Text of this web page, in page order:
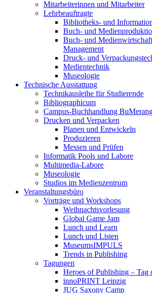
Mitarbeiterinnen und Mitarbeiter
Lehrbeauftragte
Bibliotheks- und
Buch- und
Buch- und
Management
Druck- und
Medientechnik
Museologie
Technische Ausstattung
Technikausleihe für Studierende
Bibliographicum
Campus-Buchhandlung
Drucken und Verpacken
Planen und Entwickeln
Produzieren
Messen und Prüfen
Informatik Pools und Labore
Multimedia-Labore
Museologie
Studios im Medienzentrum
Veranstaltungsbüro
Vorträge und Workshops
Weihnachtsvorlesung
Global Game Jam
Lunch und Learn
Lunch und Listen
MuseumsIMPULS
Trends in Publishing
Tagungen
Heroes of Publishing – Tag
innoPRINT Leipzig
JUG Saxony Camp